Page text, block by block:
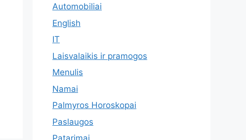
Automobiliai
English
IT
Laisvalaikis ir pramogos
Menulis
Namai
Palmyros Horoskopai
Paslaugos